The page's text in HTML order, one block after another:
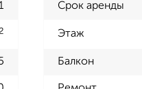
1 Срок аренды
Этаж
Балкон